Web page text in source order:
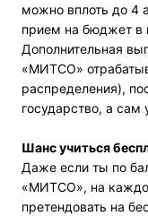
можно вплоть до 4
прием на бюджет в
Дополнительная
«МИТСО»
распределения),
государство, а сам
Шанс учиться
Даже если ты по
«МИТСО», на
претендовать на